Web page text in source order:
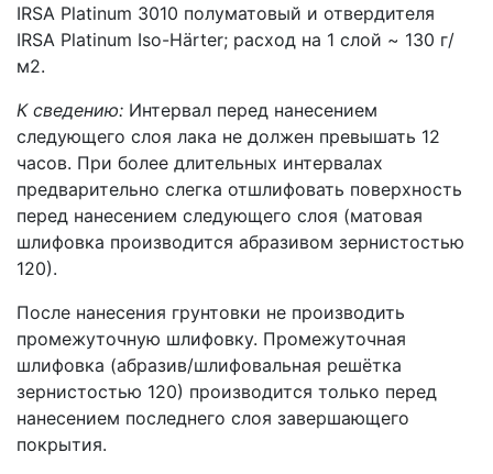
IRSA Platinum 3010 полуматовый и отвердителя
IRSA Platinum Iso-Härter; расход на 1 слой ~ 130 г/
м2.
К сведению: Интервал перед нанесением
следующего слоя лака не должен превышать 12
часов. При более длительных интервалах
предварительно слегка отшлифовать поверхность
перед нанесением следующего слоя (матовая
шлифовка производится абразивом зернистостью
120).
После нанесения грунтовки не производить
промежуточную шлифовку. Промежуточная
шлифовка (абразив/шлифовальная решётка
зернистостью 120) производится только перед
нанесением последнего слоя завершающего
покрытия.